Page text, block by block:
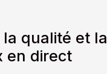
la qualité et
en direct